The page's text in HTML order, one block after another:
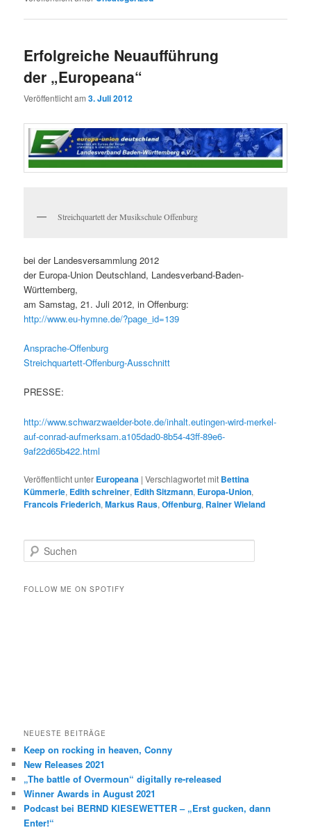
Erfolgreiche Neuaufführung
der „Europeana“
Veröffentlicht am3. Juli 2012
Streichquartett der Musikschule Offenburg
bei der Landesversammlung 2012
der Europa-Union Deutschland, Landesverband-Baden-
Württemberg,
am Samstag, 21. Juli 2012, in Offenburg:
http://www.eu-hymne.de/?page_id=139
Ansprache-Offenburg
Streichquartett-Offenburg-Ausschnitt
PRESSE:
http://www.schwarzwaelder-bote.de/inhalt.eutingen-wird-merkel-
auf-conrad-aufmerksam.a105dad0-8b54-43ff-89e6-
9af22d65b422.html
Veröffentlicht unter Europeana |Verschlagwortet mit Bettina
Kümmerle, Edith schreiner, Edith Sitzmann, Europa-Union,
Francois Friederich,Markus Raus,Offenburg, Rainer Wieland
u
h
FOLLOW ME ON SPOTIFY
NEUESTE BEITRÄGE
Keep on rocking in heaven, Conny
New Releases 2021
„The battle of Overmoun“ digitally re-released
Winner Awards in August 2021
Podcast bei BERND KIESEWETTER – „Erst gucken, dann
Enter!“